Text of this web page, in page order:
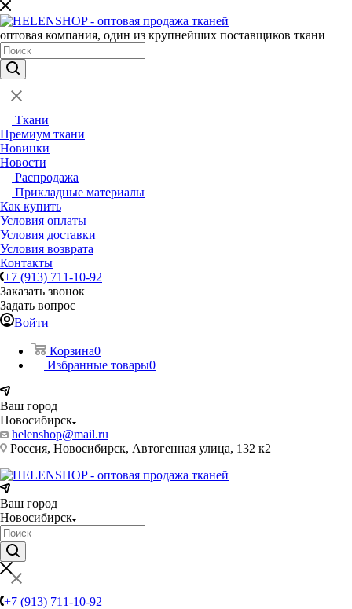
оптовая компания, один из крупнейших поставщиков ткани
Ткани
Премиум ткани
Новинки
Новости
Распродажа
Прикладные материалы
Как купить
Условия оплаты
Условия доставки
Условия возврата
Контакты
+7 (913) 711-10-92
Заказать звонок
Задать вопрос
Войти
Корзина0
Избранные товары0
Ваш город
Новосибирск
helenshop@mail.ru
Россия, Новосибирск, Автогенная улица, 132 к2
Ваш город
Новосибирск
+7 (913) 711-10-92